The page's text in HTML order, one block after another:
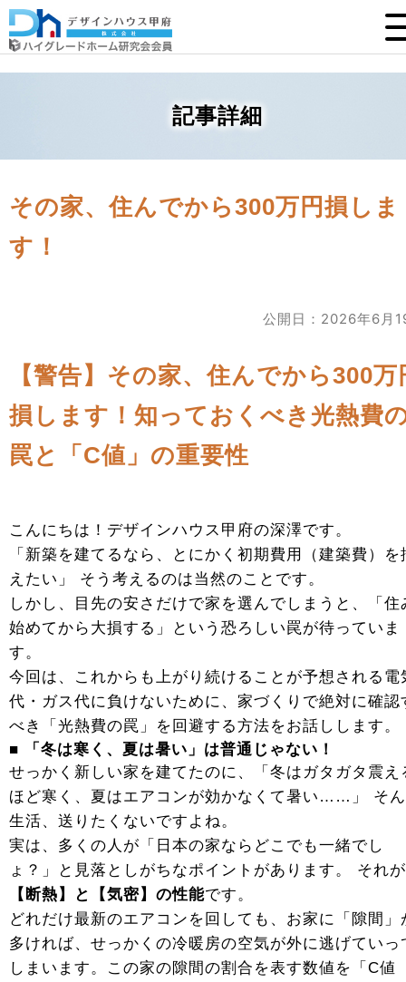
記事詳細
その家、住んでから300万円損しま
す！
公開日：2026年6月
【警告】その家、住んでから300万
損します！知っておくべき光熱費
罠と「C値」の重要性
こんにちは！デザインハウス甲府の深澤です。
「新築を建てるなら、とにかく初期費用（建築費）を
えたい」 そう考えるのは当然のことです。
しかし、目先の安さだけで家を選んでしまうと、「住
始めてから大損する」という恐ろしい罠が待っていま
す。
今回は、これからも上がり続けることが予想される電
代・ガス代に負けないために、家づくりで絶対に確認
べき「光熱費の罠」を回避する方法をお話しします。
■ 「冬は寒く、夏は暑い」は普通じゃない！
せっかく新しい家を建てたのに、「冬はガタガタ震え
ほど寒く、夏はエアコンが効かなくて暑い……」 そ
生活、送りたくないですよね。
実は、多くの人が「日本の家ならどこでも一緒でし
ょ？」と見落としがちなポイントがあります。 それ
【断熱】と【気密】の性能です。
どれだけ最新のエアコンを回しても、お家に「隙間」
多ければ、せっかくの冷暖房の空気が外に逃げていっ
しまいます。この家の隙間の割合を表す数値を「C値